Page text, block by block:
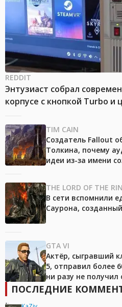
REDDIT
Энтузиаст собрал
корпусе с кнопкой Turbo
TIM CAIN
Создатель Fallout
Толкина, почему
идеи из-за имени
THE LORD OF THE
В сети вспомнили
Саурона,
GTA VI
Актёр, сыгравший
5, отправил более
ни разу не получил
ПОСЛЕДНИЕ